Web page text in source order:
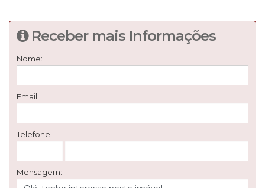
Receber mais Informações
Nome:
Email:
Telefone:
Mensagem: